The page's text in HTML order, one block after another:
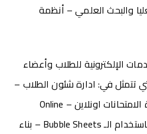
والبحث العلمي – أنظمة
الإلكترونية للطلاب وأعضاء
تتمثل في: ادارة شئون الطلاب –
خدمات التعليم عن بعد- ادارة الامتحانات اونلاين – Online
Exams-التصحيح الالكتروني باستخدام الـ Bubble Sheets – بناء